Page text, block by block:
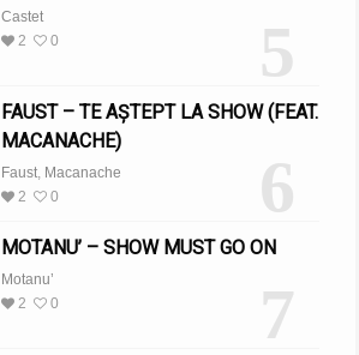
5
Castet
2
0
6
FAUST – TE AȘTEPT LA SHOW (FEAT.
MACANACHE)
Faust, Macanache
2
0
7
MOTANU’ – SHOW MUST GO ON
Motanu’
2
0